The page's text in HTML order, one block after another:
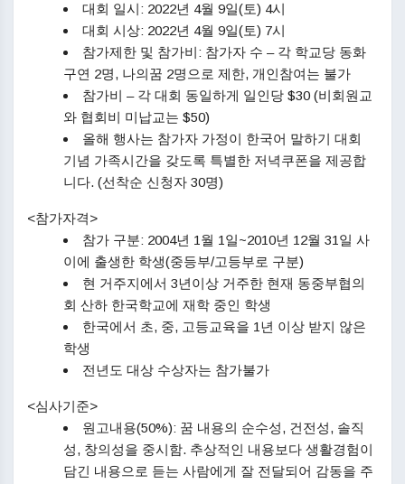
대회 일시: 2022년 4월 9일(토) 4시
대회 시상: 2022년 4월 9일(토) 7시
참가제한 및 참가비: 참가자 수 – 각 학교당 동화
구연 2명, 나의꿈 2명으로 제한, 개인참여는 불가
참가비 – 각 대회 동일하게 일인당 $30 (비회원교
와 협회비 미납교는 $50)
올해 행사는 참가자 가정이 한국어 말하기 대회
기념 가족시간을 갖도록 특별한 저녁쿠폰을 제공합
니다. (선착순 신청자 30명)
<참가자격>
참가 구분: 2004년 1월 1일~2010년 12월 31일 사
이에 출생한 학생(중등부/고등부로 구분)
현 거주지에서 3년이상 거주한 현재 동중부협의
회 산하 한국학교에 재학 중인 학생
한국에서 초, 중, 고등교육을 1년 이상 받지 않은
학생
전년도 대상 수상자는 참가불가
<심사기준>
원고내용(50%): 꿈 내용의 순수성, 건전성, 솔직
성, 창의성을 중시함. 추상적인 내용보다 생활경험이
담긴 내용으로 듣는 사람에게 잘 전달되어 감동을 주